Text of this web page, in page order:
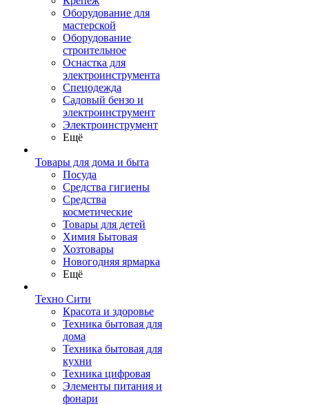
Оборудование для
мастерской
Оборудование
строительное
Оснастка для
электроинструмента
Спецодежда
Садовый бензо и
электроинструмент
Электроинструмент
Ещё
Товары для дома и быта
Посуда
Средства гигиены
Средства
косметические
Товары для детей
Химия Бытовая
Хозтовары
Новогодняя ярмарка
Ещё
Техно Сити
Красота и здоровье
Техника бытовая для
дома
Техника бытовая для
кухни
Техника цифровая
Элементы питания и
фонари